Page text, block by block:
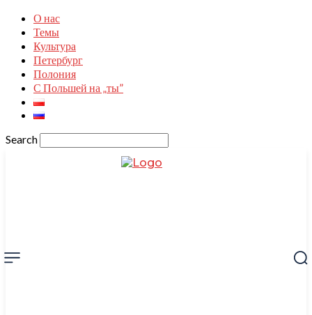
О нас
Темы
Культура
Петербург
Полония
С Польшей на „ты”
Search